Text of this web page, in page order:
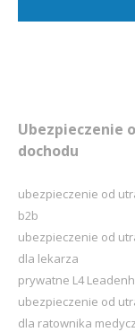
Ubezpieczenie
dochodu
ubezpieczenie od
b2b
ubezpieczenie od
dla lekarza
prywatne L4
ubezpieczenie od
dla ratownika